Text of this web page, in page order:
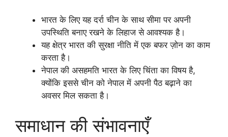
भारत के लिए यह दर्रा चीन के साथ सीमा पर अपनी
उपस्थिति बनाए रखने के लिहाज से आवश्यक है।
यह क्षेत्र भारत की सुरक्षा नीति में एक बफर ज़ोन का काम
करता है।
नेपाल की असहमति भारत के लिए चिंता का विषय है,
क्योंकि इससे चीन को नेपाल में अपनी पैठ बढ़ाने का
अवसर मिल सकता है।
समाधान की संभावनाएँ